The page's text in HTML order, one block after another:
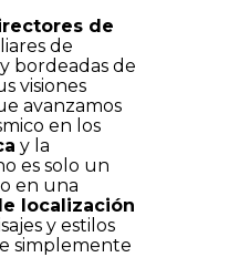
de
de
bordeadas de
visiones
avanzamos
en los
y la
es solo un
en una
localización
y estilos
simplemente